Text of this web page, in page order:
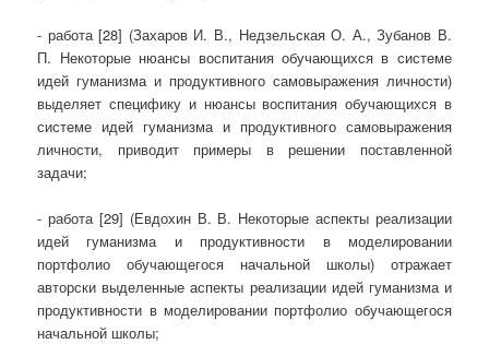
- работа [28] (Захаров И. В., Недзельская О. А., Зубанов В.
П. Некоторые нюансы воспитания обучающихся в системе
идей гуманизма и продуктивного самовыражения личности)
выделяет специфику и нюансы воспитания обучающихся в
системе идей гуманизма и продуктивного самовыражения
личности, приводит примеры в решении поставленной
задачи;
- работа [29] (Евдохин В. В. Некоторые аспекты реализации
идей гуманизма и продуктивности в моделировании
портфолио обучающегося начальной школы) отражает
авторски выделенные аспекты реализации идей гуманизма и
продуктивности в моделировании портфолио обучающегося
начальной школы;